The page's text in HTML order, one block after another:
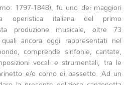
1797-1848), fu uno dei maggiori
operistica italiana del primo
produzione musicale, oltre 73
ancora oggi rappresentati nel
comprende sinfonie, cantate,
vocali e strumentali, tra le
e/o corno di bassetto. Ad un